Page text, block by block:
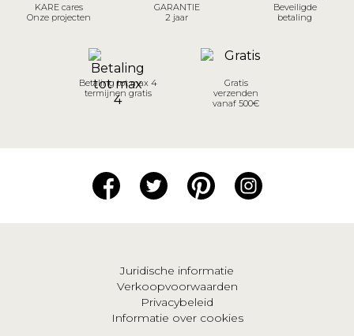
KARE cares
Onze projecten
GARANTIE
2 jaar
Beveiligde
betaling
Betaling tot max 4
termijnen gratis
Gratis
verzenden
vanaf 500€
Juridische informatie
Verkoopvoorwaarden
Privacybeleid
Informatie over cookies